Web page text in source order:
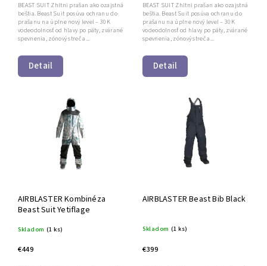
Detail
BEAST SUIT Zhltni prašan ako ozajstná
beštia. Beast Suit posúva ochranu do
prašanu na úplne nový level – 30K
vodeodolnosť od hlavy po päty, zvárané
spevnenia, zónový streč a...
Detail
BEAST SUIT Zhltni prašan ako ozajstná
beštia. Beast Suit posúva ochranu do
prašanu na úplne nový level – 30K
vodeodolnosť od hlavy po päty, zvárané
spevnenia, zónový streč a...
AIRBLASTER Kombinéza
Beast Suit Yetiflage
Skladom (1 ks)
€449
AIRBLASTER Beast Bib Black
Skladom (1 ks)
€399